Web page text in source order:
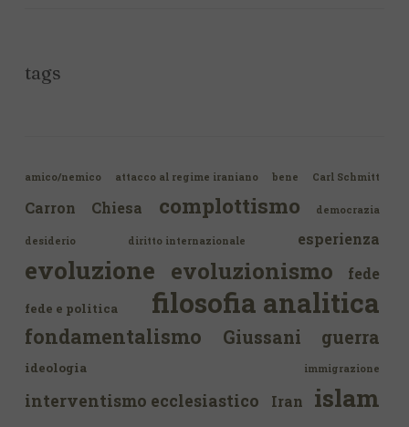
tags
amico/nemico attacco al regime iraniano bene Carl Schmitt
Carron Chiesa complottismo democrazia
desiderio diritto internazionale esperienza
evoluzione evoluzionismo fede
fede e politica filosofia analitica
fondamentalismo Giussani guerra
ideologia immigrazione
interventismo ecclesiastico Iran islam